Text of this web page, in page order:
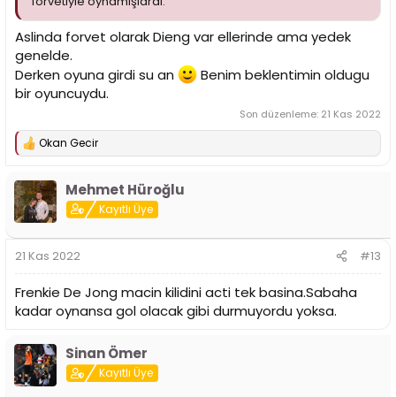
Aslinda forvet olarak Dieng var ellerinde ama yedek
genelde.
Derken oyuna girdi su an
Benim beklentimin oldugu
bir oyuncuydu.
Son düzenleme: 21 Kas 2022
T
k
i
l
:
Okan Gecir
Mehmet Hüroğlu
Kayıtlı Üye
21 Kas 2022 #13
Frenkie De Jong macin kilidini acti tek basina.Sabaha
kadar oynansa gol olacak gibi durmuyordu yoksa.
Sinan Ömer
Kayıtlı Üye